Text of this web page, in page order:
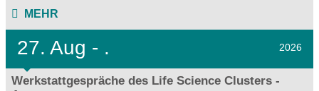
MEHR
27. Aug - . 2026
Werkstattgespräche des Life Science Clusters -